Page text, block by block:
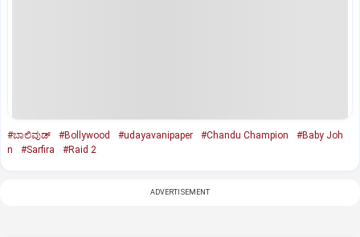
#ಬಾಲಿವುಡ್‌ #Bollywood #udayavanipaper #Chandu Champion
#Baby Joh
n
#Sarfira #Raid 2
ADVERTISEMENT